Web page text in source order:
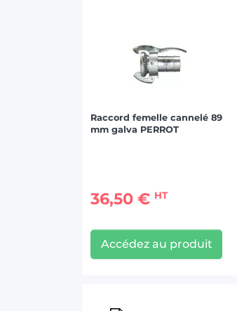
Raccord femelle cannelé 89
mm galva PERROT
36,50 € HT
Accédez au produit